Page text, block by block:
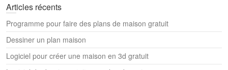
Articles récents
Programme pour faire des plans de maison gratuit
Dessiner un plan maison
Logiciel pour créer une maison en 3d gratuit